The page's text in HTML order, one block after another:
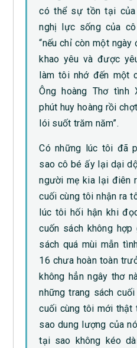
có thể sự tồn tại
nghị lực sống của
“nếu chỉ còn một ngày
khao yêu và được
làm tôi nhớ đến một
Ông hoàng Thơ tình
phút huy hoàng rồi
lói suốt trăm năm”.
Có những lúc tôi đã
sao cô bé ấy lại dại
người mẹ kia lại điên
cuối cùng tôi nhận ra
lúc tôi hối hận khi
cuốn sách không
sách quá mùi mẫn
16 chưa hoàn toàn
không hẳn ngây thơ
những trang sách
cuối cùng tôi mới thật
sao dung lượng của
tại sao không kéo